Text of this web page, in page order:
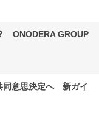
ONODERA GROUP
同意思決定へ 新ガイ